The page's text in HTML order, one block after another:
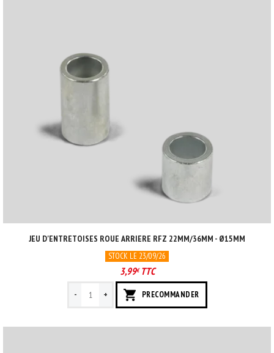
JEU D'ENTRETOISES ROUE ARRIERE RFZ 22MM/36MM - Ø15MM
STOCK LE 23/09/26
3,99€TTC
- + PRECOMMANDER